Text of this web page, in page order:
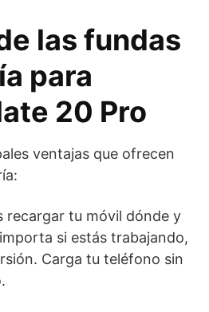
las fundas
para
20 Pro
ventajas que ofrecen
recargar tu móvil dónde y
si estás trabajando,
Carga tu teléfono sin